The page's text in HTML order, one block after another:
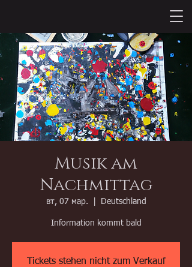
Musik am
Nachmittag
вт, 07 мар. Deutschland
Information kommt bald
Tickets stehen nicht zum Verkauf